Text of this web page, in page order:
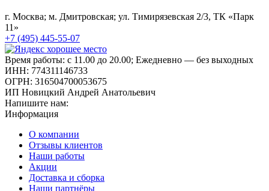
г. Москва; м. Дмитровская; ул. Тимирязевская 2/3, ТК «Парк
11»
+7 (495) 445-55-07
Время работы: с 11.00 до 20.00; Ежедневно — без выходных
ИНН: 774311146733
ОГРН: 316504700053675
ИП Новицкий Андрей Анатольевич
Напишите нам:
Информация
О компании
Отзывы клиентов
Наши работы
Акции
Доставка и сборка
Наши партнёры